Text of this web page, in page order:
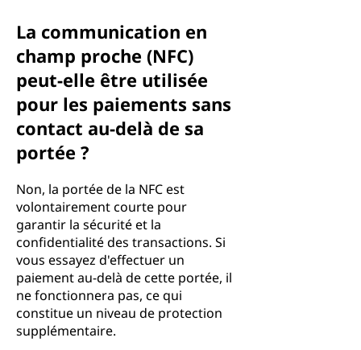
La communication en
champ proche (NFC)
peut-elle être utilisée
pour les paiements sans
contact au-delà de sa
portée ?
Non, la portée de la NFC est
volontairement courte pour
garantir la sécurité et la
confidentialité des transactions. Si
vous essayez d'effectuer un
paiement au-delà de cette portée, il
ne fonctionnera pas, ce qui
constitue un niveau de protection
supplémentaire.